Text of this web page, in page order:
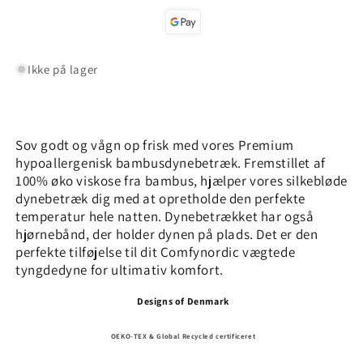
Ikke på lager
Sov godt og vågn op frisk med vores Premium
hypoallergenisk bambusdynebetræk. Fremstillet af
100% øko viskose fra bambus, hjælper vores silkebløde
dynebetræk dig med at opretholde den perfekte
temperatur hele natten. Dynebetrækket har også
hjørnebånd, der holder dynen på plads. Det er den
perfekte tilføjelse til dit Comfynordic vægtede
tyngdedyne for ultimativ komfort.
Designs of Denmark
OEKO-TEX & Global Recycled certificeret